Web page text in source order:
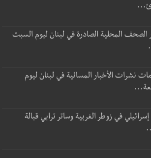
الصحف المحلية الصادرة في لبنان ليوم السبت
نشرات الأخبار المسائية في لبنان ليوم
في زوطر الغربية وساتر ترابي قبالة